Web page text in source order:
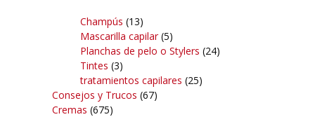
Champús (13)
Mascarilla capilar(5)
Planchas de pelo o Stylers (24)
Tintes (3)
tratamientos capilares (25)
Consejos y Trucos (67)
Cremas (675)